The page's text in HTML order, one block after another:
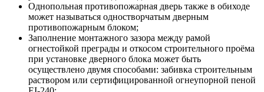
Однопольная противопожарная дверь также в обиходе
может называться одностворчатым дверным
противопожарным блоком;
Заполнение монтажного зазора между рамой
огнестойкой преграды и откосом строительного проёма
при установке дверного блока может быть
осуществлено двумя способами: забивка строительным
раствором или сертифицированной огнеупорной пеной